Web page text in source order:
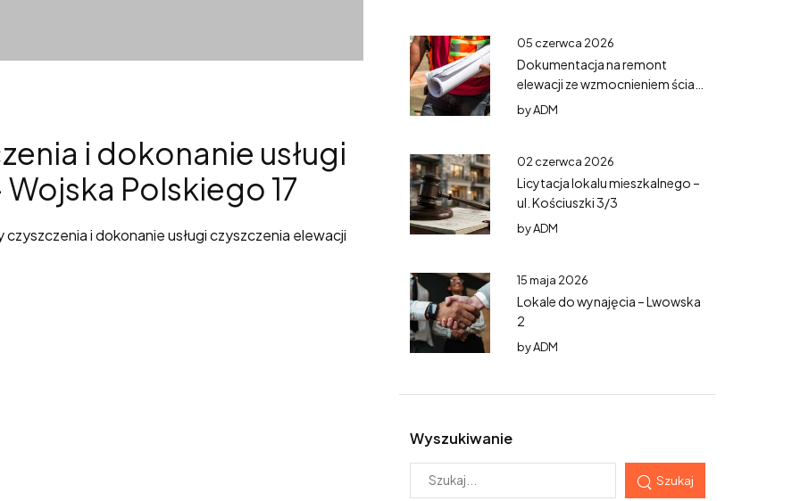
05 czerwca 2026
Dokumentacja na remont
elewacji ze wzmocnieniem ścian
– Mazurska 5
byADM
02 czerwca 2026
Licytacja lokalu mieszkalnego –
ul. Kościuszki 3/3
byADM
15 maja 2026
Lokale do wynajęcia – Lwowska
2
byADM
Wyszukiwanie
Szukaj
i dokonanie usługi
Polskiego 17
i dokonanie usługi czyszczenia elewacji